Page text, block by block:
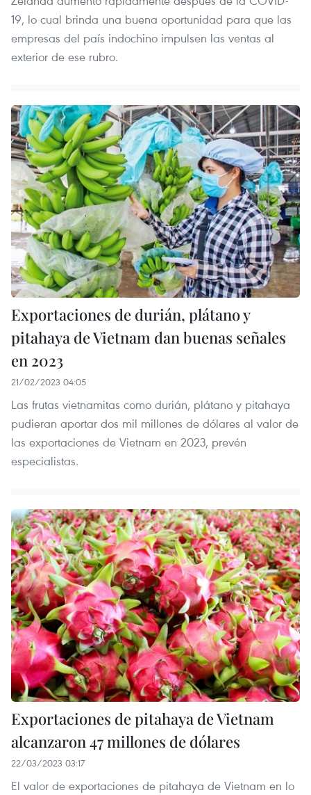
19, lo cual brinda una buena oportunidad para que las
empresas del país indochino impulsen las ventas al
exterior de ese rubro.
Exportaciones de durián, plátano y
pitahaya de Vietnam dan buenas señales
en 2023
21/02/2023 04:05
Las frutas vietnamitas como durián, plátano y pitahaya
pudieran aportar dos mil millones de dólares al valor de
las exportaciones de Vietnam en 2023, prevén
especialistas.
Exportaciones de pitahaya de Vietnam
alcanzaron 47 millones de dólares
22/03/2023 03:17
El valor de exportaciones de pitahaya de Vietnam en lo